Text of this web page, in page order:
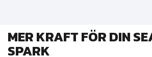
MER KRAFT FÖR DIN
SPARK